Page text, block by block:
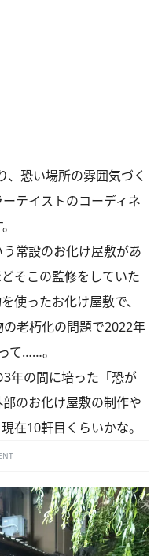
恐い場所の雰囲気づく
テイストのコーディネ
常設のお化け屋敷があ
そこの監修をしていた
使ったお化け屋敷で、
老朽化の問題で2022年
て……。
年の間に培った「恐が
のお化け屋敷の制作や
在10軒目くらいかな。